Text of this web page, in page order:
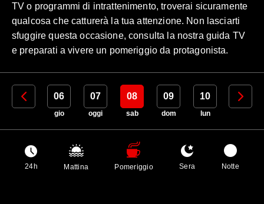
TV o programmi di intrattenimento, troverai sicuramente
qualcosa che catturerà la tua attenzione. Non lasciarti
sfuggire questa occasione, consulta la nostra guida TV
e preparati a vivere un pomeriggio da protagonista.
05 06
gio
07
oggi
08
sab
09
dom
10
lun
11
24h Mattina Pomeriggio Sera Notte